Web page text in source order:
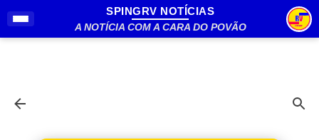
Pular para o conteúdo principal
SPINGRV NOTÍCIAS
A NOTÍCIA COM A CARA DO POVÃO